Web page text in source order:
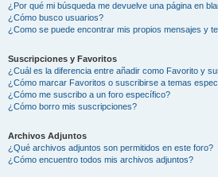
¿Por qué mi búsqueda me devuelve una página en
¿Cómo busco usuarios?
¿Como se puede encontrar mis propios mensajes y
Suscripciones y Favoritos
¿Cuál es la diferencia entre añadir como Favorito y
¿Cómo marcar Favoritos o suscribirse a temas
¿Cómo me suscribo a un foro específico?
¿Cómo borro mis suscripciones?
Archivos Adjuntos
¿Qué archivos adjuntos son permitidos en este foro?
¿Cómo encuentro todos mis archivos adjuntos?